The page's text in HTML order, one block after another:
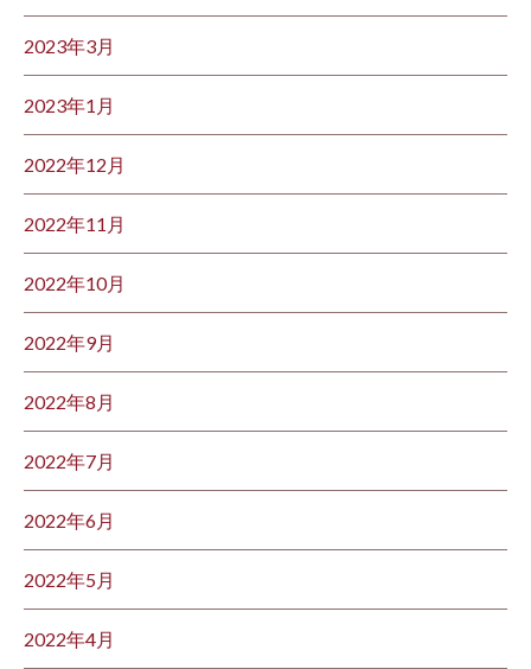
2023年3月
2023年1月
2022年12月
2022年11月
2022年10月
2022年9月
2022年8月
2022年7月
2022年6月
2022年5月
2022年4月